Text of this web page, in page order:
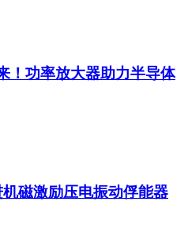
！功率放大器助力半导体
磁激励压电振动俘能器